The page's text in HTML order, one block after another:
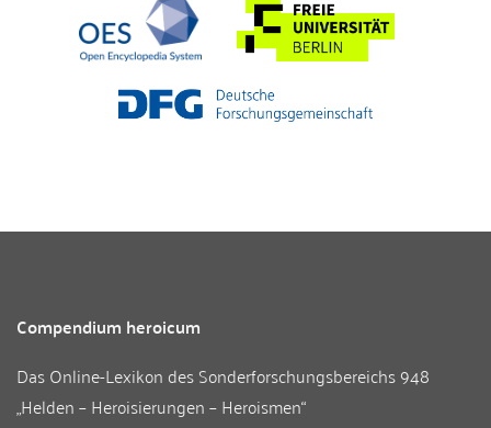
Compendium heroicum
Das Online-Lexikon desSonderforschungsbereichs 948
„Helden – Heroisierungen – Heroismen“